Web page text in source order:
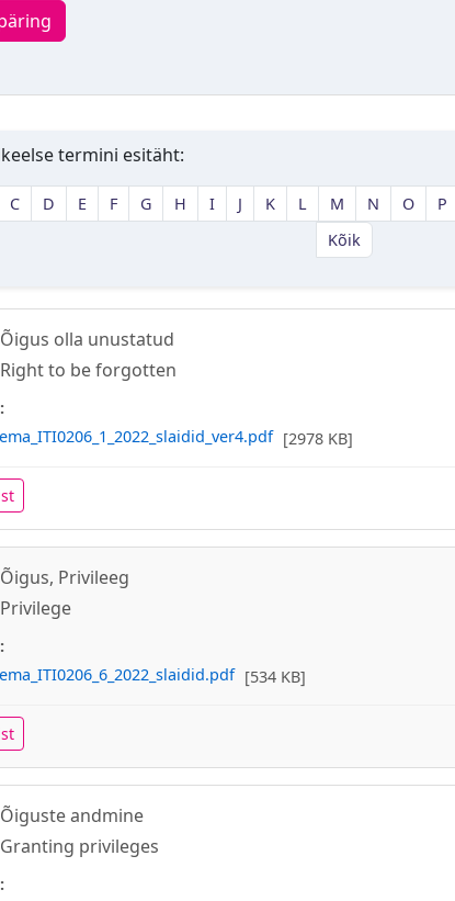
termini esitäht:
C D E F G H I J K L M N O P
Kõik
Õigus olla unustatud
Right to be forgotten
[2978 KB]
Õigus, Privileeg
Privilege
[534 KB]
Õiguste andmine
Granting privileges